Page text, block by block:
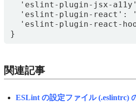
}
関連記事
ESLint の設定ファイル (.eslintrc)